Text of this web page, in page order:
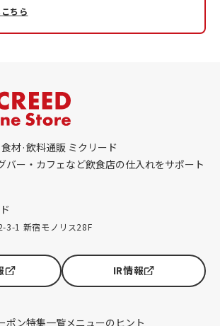
ちら
材·飲料通販 ミクリード
バー・カフェなど飲食店の仕入れをサポート
3-1 新宿モノリス28F
IR情報
ポン特集一覧メニューのヒント